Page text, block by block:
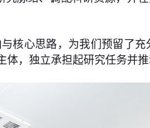
核心思路，为我们预留了
，独立承担起研究任务并